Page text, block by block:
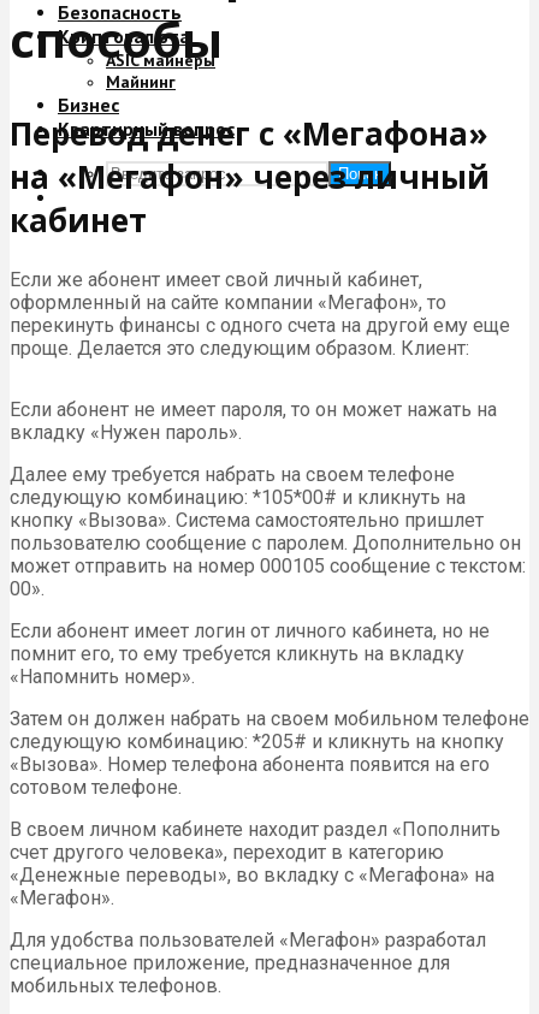
Безопасность
Криптовалюта
ASIC майнеры
Майнинг
Бизнес
Квартирный вопрос
Поиск
способы
Перевод денег с «Мегафона»
на «Мегафон» через личный
кабинет
Если же абонент имеет свой личный кабинет,
оформленный на сайте компании «Мегафон», то
перекинуть финансы с одного счета на другой ему еще
проще. Делается это следующим образом. Клиент:
Если абонент не имеет пароля, то он может нажать на
вкладку «Нужен пароль».
Далее ему требуется набрать на своем телефоне
следующую комбинацию: *105*00# и кликнуть на
кнопку «Вызова». Система самостоятельно пришлет
пользователю сообщение с паролем. Дополнительно он
может отправить на номер 000105 сообщение с текстом:
00».
Если абонент имеет логин от личного кабинета, но не
помнит его, то ему требуется кликнуть на вкладку
«Напомнить номер».
Затем он должен набрать на своем мобильном телефоне
следующую комбинацию: *205# и кликнуть на кнопку
«Вызова». Номер телефона абонента появится на его
сотовом телефоне.
В своем личном кабинете находит раздел «Пополнить
счет другого человека», переходит в категорию
«Денежные переводы», во вкладку с «Мегафона» на
«Мегафон».
Для удобства пользователей «Мегафон» разработал
специальное приложение, предназначенное для
мобильных телефонов.